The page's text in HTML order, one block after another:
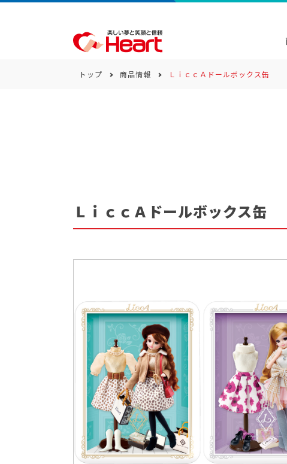
商品一覧 キーワード検索
カテゴリー
トップ 商品情報 ＬｉｃｃＡドールボックス缶
ＬｉｃｃＡドールボックス缶